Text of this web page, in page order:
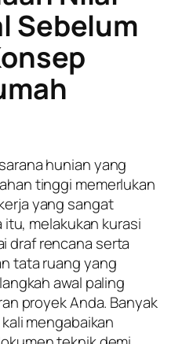
Sebelum
hunian yang
tinggi memerlukan
yang sangat
melakukan kurasi
draf rencana serta
tata ruang yang
awal paling
proyek Anda. Banyak
mengabaikan